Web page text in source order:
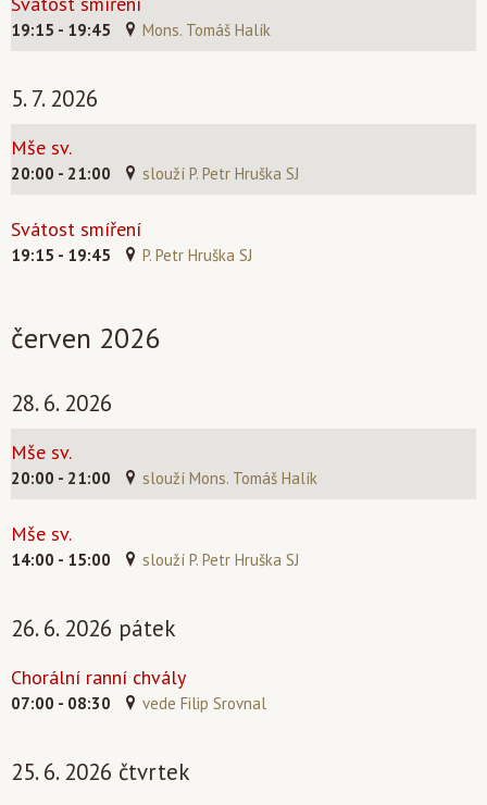
19:15 - 19:45 Mons. Tomáš Halík
5. 7. 2026
Mše sv.
20:00 - 21:00 slouží P. Petr Hruška SJ
Svátost smíření
19:15 - 19:45 P. Petr Hruška SJ
červen 2026
28. 6. 2026
Mše sv.
20:00 - 21:00 slouží Mons. Tomáš Halík
Mše sv.
14:00 - 15:00 slouží P. Petr Hruška SJ
26. 6. 2026 pátek
Chorální ranní chvály
07:00 - 08:30 vede Filip Srovnal
25. 6. 2026 čtvrtek